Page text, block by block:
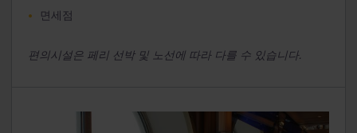
면세점
편의시설은 페리 선박 및 노선에 따라 다를 수 있습니다.